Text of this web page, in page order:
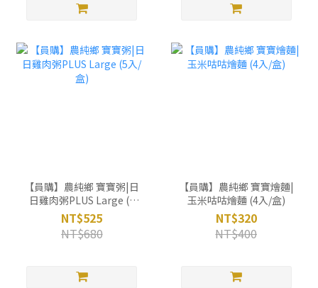
【員購】農純鄉 寶寶粥|日
日雞肉粥PLUS Large (5
入/盒)
NT$525
NT$680
【員購】農純鄉 寶寶燴麵|
玉米咕咕燴麵 (4入/盒)
NT$320
NT$400